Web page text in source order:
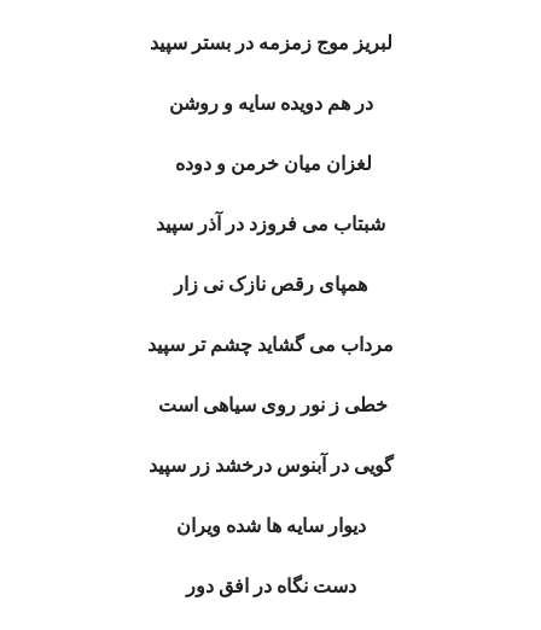
لبریز موج زمزمه در بستر سپید
در هم دویده سایه و روشن
لغزان میان خرمن و دوده
شبتاب می فروزد در آذر سپید
همپای رقص نازک نی زار
مرداب می گشاید چشم تر سپید
خطی ز نور روی سیاهی است
گویی در آبنوس درخشد زر سپید
دیوار سایه ها شده ویران
دست نگاه در افق دور